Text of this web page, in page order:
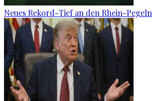
Neues Rekord-Tief an den Rhein-Pegeln